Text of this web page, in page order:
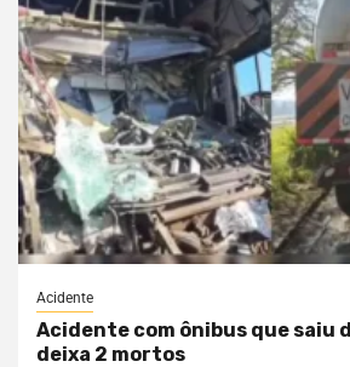
Acidente
Acidente com ônibus que saiu
deixa 2 mortos